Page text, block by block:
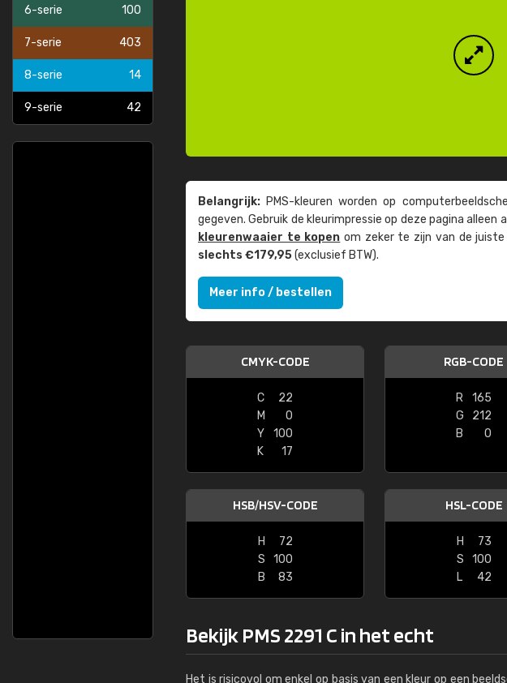
6-serie 100
7-serie 403
8-serie 14
9-serie 42
Belangrijk: PMS-kleuren worden op
gegeven. Gebruik de kleur­impressie op deze pagina alleen
kleuren­waaier te kopen om zeker te zijn van de juiste
slechts €179,95(exclusief BTW).
Meer info / bestellen
CMYK-CODE
C
22
M
0
Y
100
K
17
RGB-CODE
R
165
G
212
B
0
HSB/HSV-CODE
H
72
S
100
B
83
HSL-CODE
H
73
S
100
L
42
Bekijk PMS 2291 C in het echt
Het is risicovol om enkel op basis van een kleur op een